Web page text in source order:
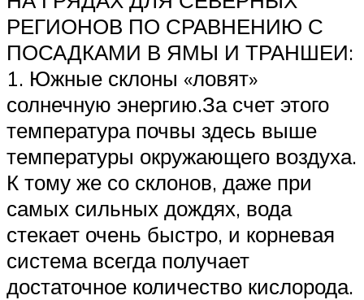
РЕГИОНОВ ПО СРАВНЕНИЮ С
ПОСАДКАМИ В ЯМЫ И ТРАНШЕИ:
1. Южные склоны «ловят»
солнечную энергию.За счет этого
температура почвы здесь выше
температуры окружающего воздуха.
К тому же со склонов, даже при
самых сильных дождях, вода
стекает очень быстро, и корневая
система всегда получает
достаточное количество кислорода.